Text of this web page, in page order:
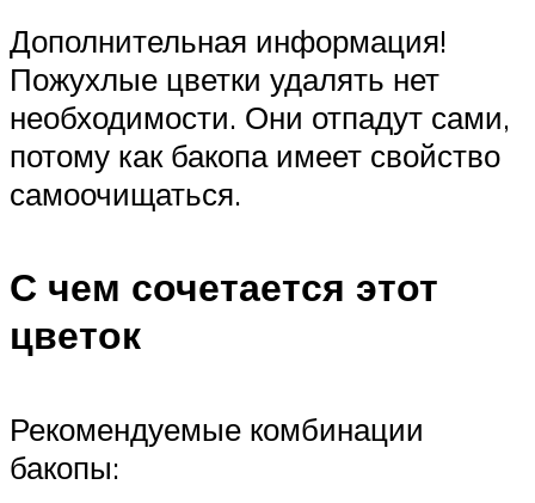
Дополнительная информация!
Пожухлые цветки удалять нет
необходимости. Они отпадут сами,
потому как бакопа имеет свойство
самоочищаться.
С чем сочетается этот
цветок
Рекомендуемые комбинации
бакопы: